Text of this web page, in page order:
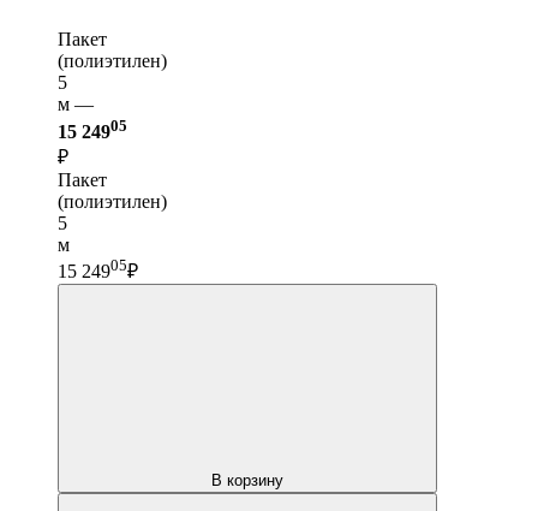
Пакет
(полиэтилен)
5
м —
15 24905
₽
Пакет
(полиэтилен)
5
м
15 24905₽
В корзину